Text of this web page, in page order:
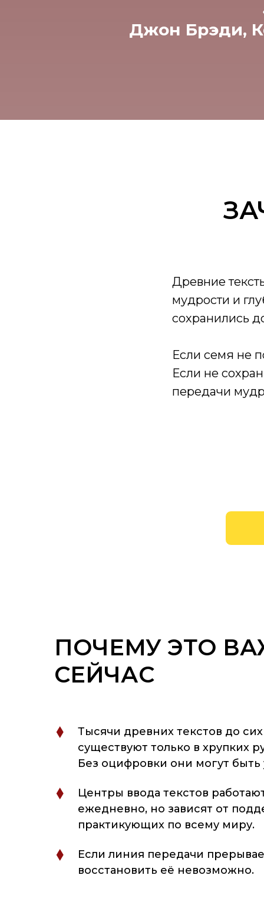
Джон Брэди,
Древние
мудрости и
сохранились
Если семя не
Если не
передачи
ПОЧЕМУ ЭТО
СЕЙЧАС
Тысячи древних текстов до
существуют только в хрупких
Без оцифровки они могут быть
Центры ввода текстов
ежедневно, но зависят от
практикующих по всему миру.
Если линия передачи
восстановить её невозможно.